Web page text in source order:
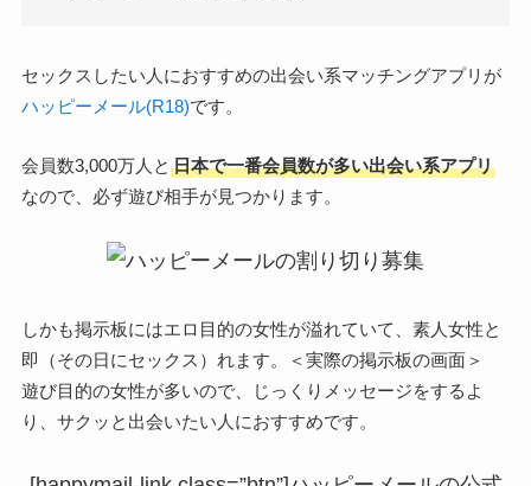
セックスしたい人におすすめの出会い系マッチングアプリが
ハッピーメール(R18)です。
会員数3,000万人と 日本で一番会員数が多い出会い系アプリ
なので、必ず遊び相手が見つかります。
しかも掲示板にはエロ目的の女性が溢れていて、素人女性と
即（その日にセックス）れます。
＜実際の掲示板の画面＞
遊び目的の女性が多いので、じっくりメッセージをするよ
り、サクッと出会いたい人におすすめです。